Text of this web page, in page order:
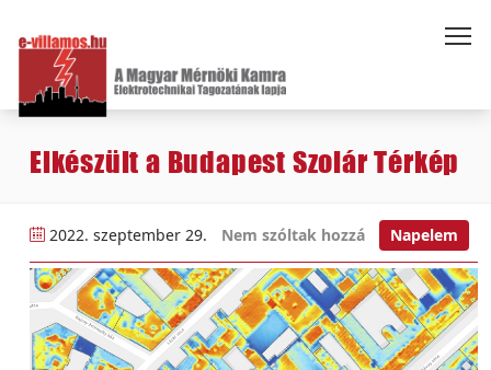
Elkészült a Budapest Szolár Térkép
2022. szeptember 29. Nem szóltak hozzá Napelem